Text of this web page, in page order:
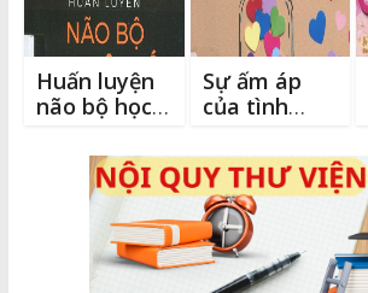
Huấn luyện
não bộ học
Sự ấm áp
của tình